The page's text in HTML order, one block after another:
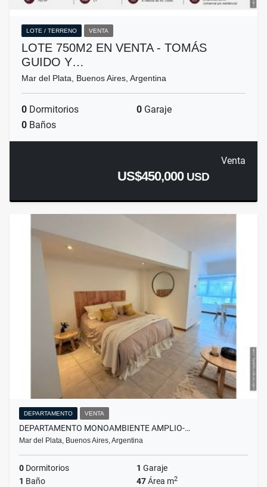
LOTE / TERRENO VENTA
LOTE 750M2 EN VENTA - TOMÁS
GUIDO Y…
Mar del Plata, Buenos Aires, Argentina
0 Dormitorios 0 Garaje
0 Baños
Venta
US$450,000 USD
DEPARTAMENTO VENTA
DEPARTAMENTO MONOAMBIENTE AMPLIO-…
Mar del Plata, Buenos Aires, Argentina
0 Dormitorios 1 Garaje
1 Baño 47Área m2